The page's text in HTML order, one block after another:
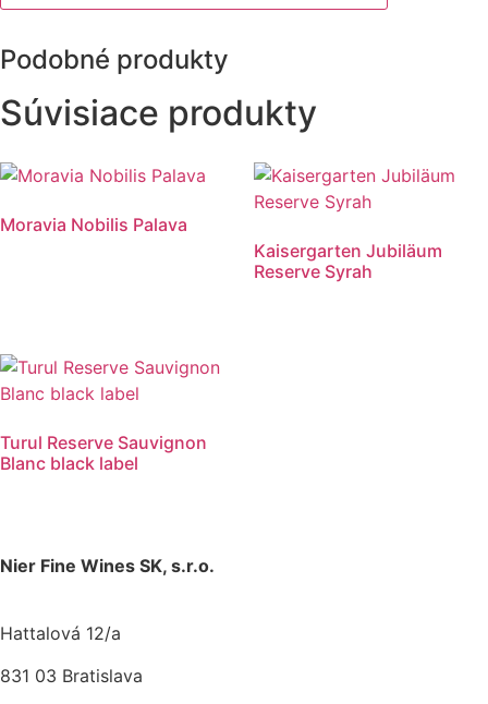
Podobné produkty
Súvisiace produkty
Moravia Nobilis Palava
Kaisergarten Jubiläum
Reserve Syrah
Turul Reserve Sauvignon
Blanc black label
Nier Fine Wines SK, s.r.o.
Hattalová 12/a
831 03 Bratislava